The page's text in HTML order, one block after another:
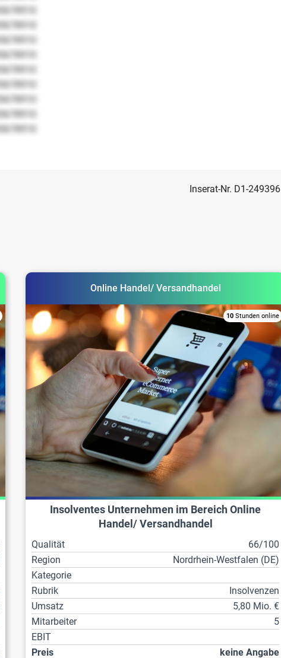
Inserat-Nr. D1-249396
Online Handel/ Versandhandel
10Stunden online
Insolventes Unternehmen im Bereich Online
Handel/ Versandhandel
Qualität
66/100
Region
Nordrhein-Westfalen (DE)
Kategorie
Rubrik
Insolvenzen
Umsatz
5,80 Mio. €
Mitarbeiter
5
EBIT
Preis
keine Angabe